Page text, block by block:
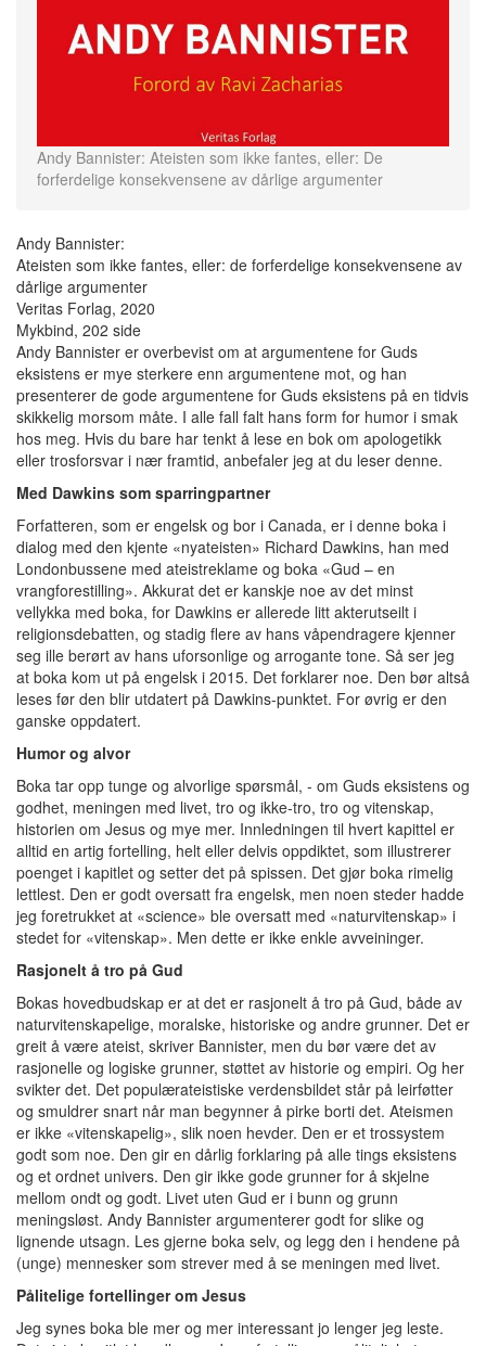
Andy Bannister: Ateisten som ikke fantes, eller: De
forferdelige konsekvensene av dårlige argumenter
Andy Bannister:
Ateisten som ikke fantes, eller: de forferdelige konsekvensene av
dårlige argumenter
Veritas Forlag, 2020
Mykbind, 202 side
Andy Bannister er overbevist om at argumentene for Guds
eksistens er mye sterkere enn argumentene mot, og han
presenterer de gode argumentene for Guds eksistens på en tidvis
skikkelig morsom måte. I alle fall falt hans form for humor i smak
hos meg. Hvis du bare har tenkt å lese en bok om apologetikk
eller trosforsvar i nær framtid, anbefaler jeg at du leser denne.
Med Dawkins som sparringpartner
Forfatteren, som er engelsk og bor i Canada, er i denne boka i
dialog med den kjente «nyateisten» Richard Dawkins, han med
Londonbussene med ateistreklame og boka «Gud – en
vrangforestilling». Akkurat det er kanskje noe av det minst
vellykka med boka, for Dawkins er allerede litt akterutseilt i
religionsdebatten, og stadig flere av hans våpendragere kjenner
seg ille berørt av hans uforsonlige og arrogante tone. Så ser jeg
at boka kom ut på engelsk i 2015. Det forklarer noe. Den bør altså
leses før den blir utdatert på Dawkins-punktet. For øvrig er den
ganske oppdatert.
Humor og alvor
Boka tar opp tunge og alvorlige spørsmål, - om Guds eksistens og
godhet, meningen med livet, tro og ikke-tro, tro og vitenskap,
historien om Jesus og mye mer. Innledningen til hvert kapittel er
alltid en artig fortelling, helt eller delvis oppdiktet, som illustrerer
poenget i kapitlet og setter det på spissen. Det gjør boka rimelig
lettlest. Den er godt oversatt fra engelsk, men noen steder hadde
jeg foretrukket at «science» ble oversatt med «naturvitenskap» i
stedet for «vitenskap». Men dette er ikke enkle avveininger.
Rasjonelt å tro på Gud
Bokas hovedbudskap er at det er rasjonelt å tro på Gud, både av
naturvitenskapelige, moralske, historiske og andre grunner. Det er
greit å være ateist, skriver Bannister, men du bør være det av
rasjonelle og logiske grunner, støttet av historie og empiri. Og her
svikter det. Det populærateistiske verdensbildet står på leirføtter
og smuldrer snart når man begynner å pirke borti det. Ateismen
er ikke «vitenskapelig», slik noen hevder. Den er et trossystem
godt som noe. Den gir en dårlig forklaring på alle tings eksistens
og et ordnet univers. Den gir ikke gode grunner for å skjelne
mellom ondt og godt. Livet uten Gud er i bunn og grunn
meningsløst. Andy Bannister argumenterer godt for slike og
lignende utsagn. Les gjerne boka selv, og legg den i hendene på
(unge) mennesker som strever med å se meningen med livet.
Pålitelige fortellinger om Jesus
Jeg synes boka ble mer og mer interessant jo lenger jeg leste.